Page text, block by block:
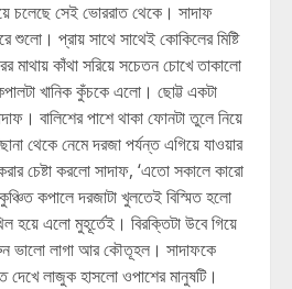
চলেছে সেই ভোররাত থেকে। সাদাফ
শুলো। প্রায় সাথে সাথেই কোকিলের মিষ্টি
মাথায় কাঁথা সরিয়ে সচেতন চোখে তাকালো
খানিক কুঁচকে এলো। ছোট্ট একটা
বালিশের পাশে থাকা ফোনটা তুলে নিয়ে
থেকে নেমে দরজা পর্যন্ত এগিয়ে যাওয়ার
চেষ্টা করলো সাদাফ, ‘এতো সকালে কারো
কপালে দরজাটা খুলতেই বিস্মিত হলো
হয়ে এলো মুহূর্তেই। বিরক্তিটা উবে গিয়ে
ভালো লাগা আর কৌতূহল। সাদাফকে
লাজুক হাসলো ওপাশের মানুষটি।